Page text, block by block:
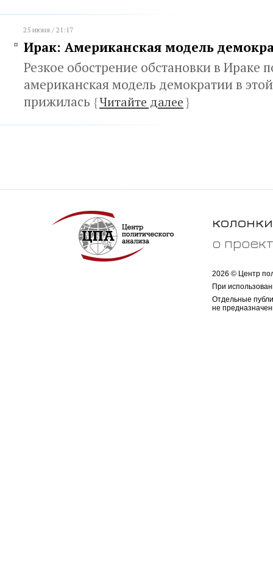
25 июня / 21:17
Ирак: Американская модель
Резкое обострение обстановки в Ираке
американская модель демократии в
прижилась {Читайте далее}
колонки
о
2026 © Центр
При
Отдельные
не